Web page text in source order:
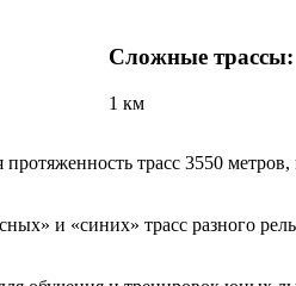
Сложные трассы:
1 км
трасс 3550 метров,
и «синих» трасс разного